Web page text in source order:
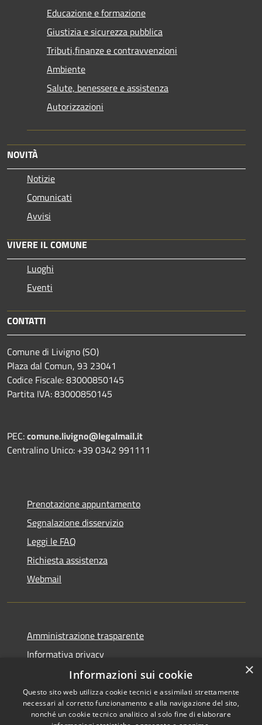
Educazione e formazione
Giustizia e sicurezza pubblica
Tributi,finanze e contravvenzioni
Ambiente
Salute, benessere e assistenza
Autorizzazioni
NOVITÀ
Notizie
Comunicati
Avvisi
VIVERE IL COMUNE
Luoghi
Eventi
CONTATTI
Comune di Livigno (SO)
Plaza dal Comun, 93 23041
Codice Fiscale: 83000850145
Partita IVA: 83000850145
PEC:comune.livigno@legalmail.it
Centralino Unico: +39 0342 991111
Prenotazione appuntamento
Segnalazione disservizio
Leggi le FAQ
Richiesta assistenza
Webmail
Amministrazione trasparente
Informativa privacy
Dichiarazione di accessibilità
Whistleblowing - segnalazione illeciti
×
Informazioni sui cookie
Questo sito web utilizza cookie tecnici e assimilati strettamente
necessari al corretto funzionamento e alla navigazione del sito,
nonché un cookie tecnico analitico al solo fine di elaborare